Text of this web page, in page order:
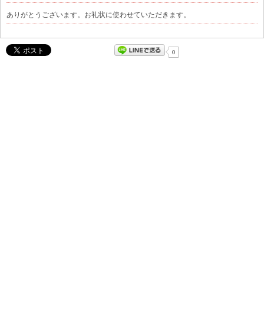
ありがとうございます。お礼状に使わせていただきます。
0